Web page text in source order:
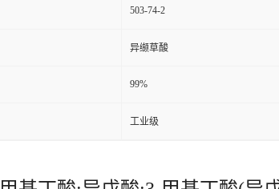
503-74-2
异缬草酸
99%
工业级